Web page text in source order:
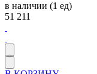
в наличии (1 ед)
51 211